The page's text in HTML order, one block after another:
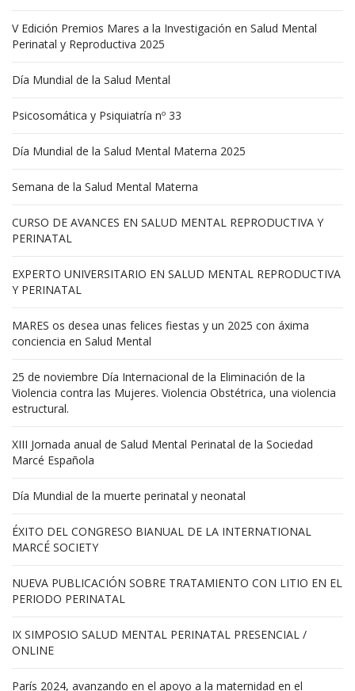
V Edición Premios Mares a la Investigación en Salud Mental
Perinatal y Reproductiva 2025
Día Mundial de la Salud Mental
Psicosomática y Psiquiatría nº 33
Día Mundial de la Salud Mental Materna 2025
Semana de la Salud Mental Materna
CURSO DE AVANCES EN SALUD MENTAL REPRODUCTIVA Y
PERINATAL
EXPERTO UNIVERSITARIO EN SALUD MENTAL REPRODUCTIVA
Y PERINATAL
MARES os desea unas felices fiestas y un 2025 con áxima
conciencia en Salud Mental
25 de noviembre Día Internacional de la Eliminación de la
Violencia contra las Mujeres. Violencia Obstétrica, una violencia
estructural.
XIII Jornada anual de Salud Mental Perinatal de la Sociedad
Marcé Española
Día Mundial de la muerte perinatal y neonatal
ÉXITO DEL CONGRESO BIANUAL DE LA INTERNATIONAL
MARCÉ SOCIETY
NUEVA PUBLICACIÓN SOBRE TRATAMIENTO CON LITIO EN EL
PERIODO PERINATAL
IX SIMPOSIO SALUD MENTAL PERINATAL PRESENCIAL /
ONLINE
París 2024, avanzando en el apoyo a la maternidad en el